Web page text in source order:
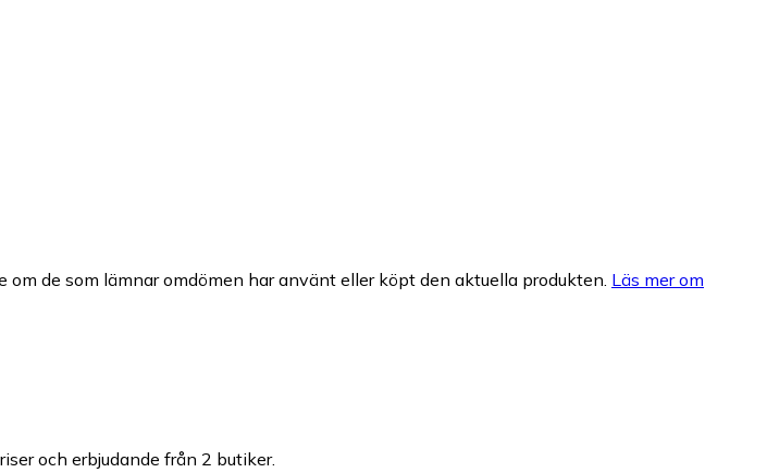
de som lämnar omdömen har använt eller köpt den aktuella produkten. Läs mer om
och erbjudande från 2 butiker.